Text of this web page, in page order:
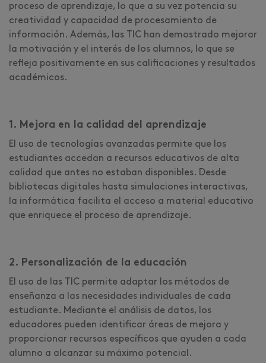
proceso de aprendizaje, lo que a su vez potencia su
creatividad y capacidad de procesamiento de
información. Además, las TIC han demostrado mejorar
la motivación y el interés de los alumnos, lo que se
refleja positivamente en sus calificaciones y resultados
académicos.
1. Mejora en la calidad del aprendizaje
El uso de tecnologías avanzadas permite que los
estudiantes accedan a recursos educativos de alta
calidad que antes no estaban disponibles. Desde
bibliotecas digitales hasta simulaciones interactivas,
la informática facilita el acceso a material educativo
que enriquece el proceso de aprendizaje.
2. Personalización de la educación
El uso de las TIC permite adaptar los métodos de
enseñanza a las necesidades individuales de cada
estudiante. Mediante el análisis de datos, los
educadores pueden identificar áreas de mejora y
proporcionar recursos específicos que ayuden a cada
alumno a alcanzar su máximo potencial.